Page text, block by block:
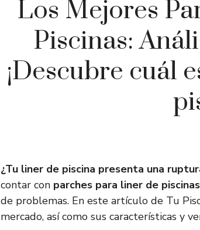
Los Mejores
Piscinas:
¡Descubre cuál
¿Tu liner de piscina presenta una
contar con parches para liner de piscinas
de problemas. En este artículo de Tu
mercado, así como sus características y